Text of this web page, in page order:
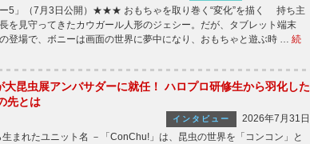
ー5」（7月3日公開）★★★ おもちゃを取り巻く“変化”を描く 持ち主
を見守ってきたカウガール人形のジェシー。だが、タブレット端末
の登場で、ボニーは画面の世界に夢中になり、おもちゃと遊ぶ時 … 続
大昆虫展アンバサダーに就任！ ハロプロ研修生から羽化した
先とは
インタビュー
2026年7月31日
まれたユニット名 －「ConChu!」は、昆虫の世界を「コンコン」と